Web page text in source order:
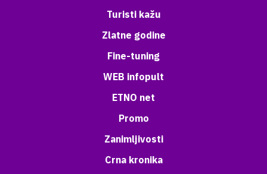
Turisti kažu
Zlatne godine
Fine-tuning
WEB infopult
ETNO net
Promo
Zanimljivosti
Crna kronika